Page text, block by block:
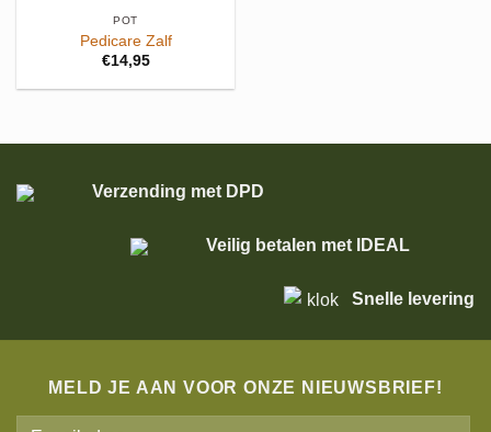
POT
Pedicare Zalf
€14,95
Verzending met DPD
Veilig betalen met IDEAL
Snelle levering
MELD JE AAN VOOR ONZE NIEUWSBRIEF!